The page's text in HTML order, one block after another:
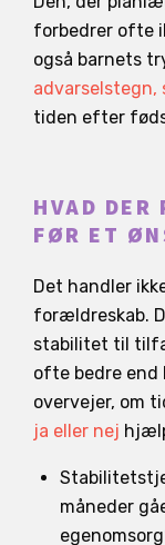
forbedrer ofte
også barnets
tiden efter
HVAD DER
FØR ET
Det handler
forældreskab.
stabilitet til
ofte bedre
overvejer, om
ja eller nej
måneder